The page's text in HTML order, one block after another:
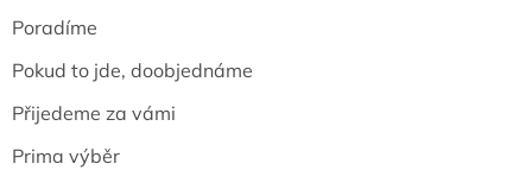
Poradíme
Pokud to jde, doobjednáme
Přijedeme za vámi
Prima výběr